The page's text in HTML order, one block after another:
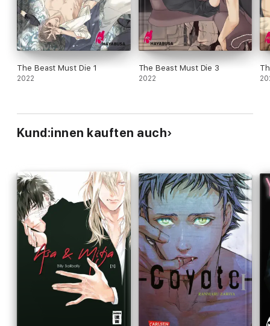
The Beast Must Die 1
2022
The Beast Must Die 3
2022
Kund:innen kauften auch